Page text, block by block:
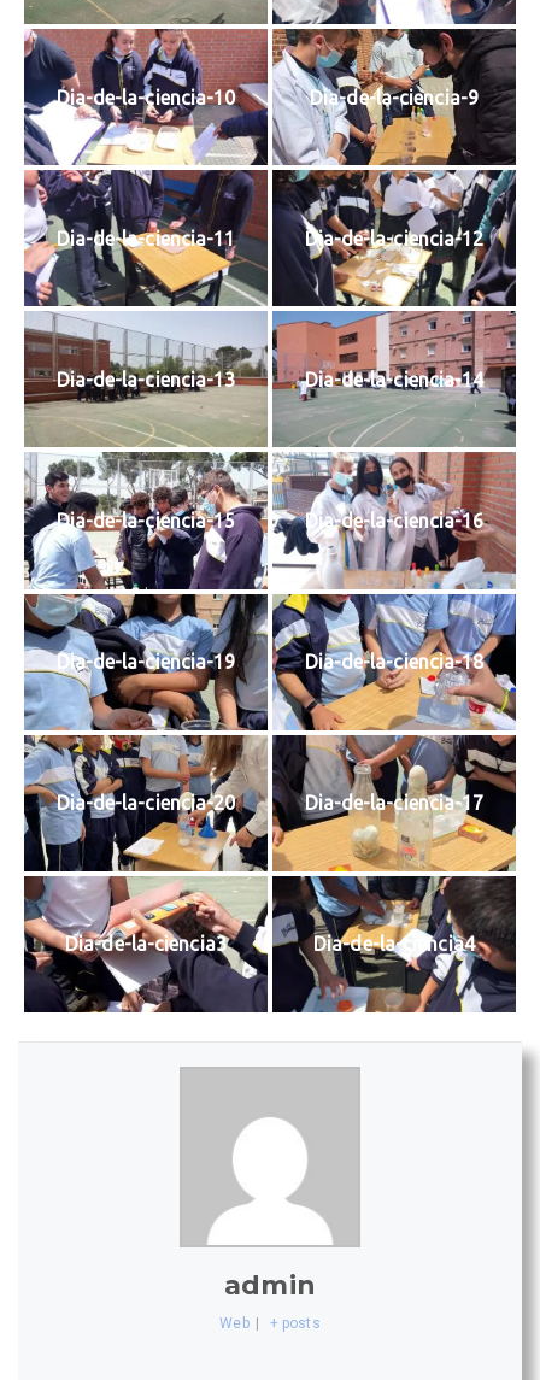
Dia-de-la-ciencia-10 Dia-de-la-ciencia-9
Dia-de-la-ciencia-11 Dia-de-la-ciencia-12
Dia-de-la-ciencia-13 Dia-de-la-ciencia-14
Dia-de-la-ciencia-15 Dia-de-la-ciencia-16
Dia-de-la-ciencia-19 Dia-de-la-ciencia-18
Dia-de-la-ciencia-20 Dia-de-la-ciencia-17
Dia-de-la-ciencia3 Dia-de-la-ciencia4
admin
Web | + posts